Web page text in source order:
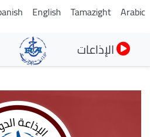
تجاوز
الرئيسي
Tamazight
English
الإذاعات